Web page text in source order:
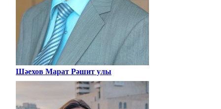
Шәехов Марат Рәшит улы